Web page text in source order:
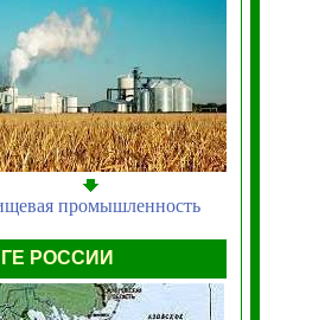
промышленность
РОССИИ